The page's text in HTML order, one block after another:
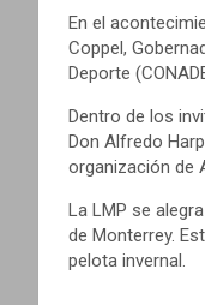
En el
Coppel,
Deporte
Dentro de los
Don Alfredo
organización de
La LMP se
de Monterrey.
pelota invernal.